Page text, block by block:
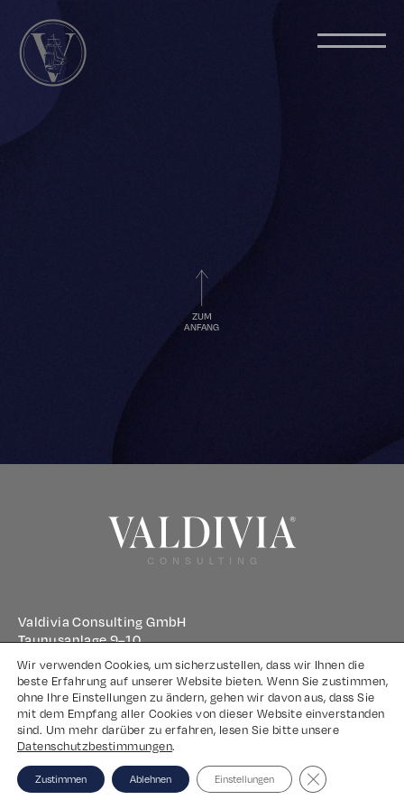
ZUM
ANFANG
Valdivia Consulting GmbH
Taunusanlage 9–10
60329 Frankfurt am Main
Impressum
Datenschutz
Wir verwenden Cookies, um sicherzustellen, dass wir Ihnen die
beste Erfahrung auf unserer Website bieten. Wenn Sie zustimmen,
ohne Ihre Einstellungen zu ändern, gehen wir davon aus, dass Sie
mit dem Empfang aller Cookies von dieser Website einverstanden
sind. Um mehr darüber zu erfahren, lesen Sie bitte unsere
Datenschutzbestimmungen.
Zustimmen Ablehnen Einstellungen Close GDPR